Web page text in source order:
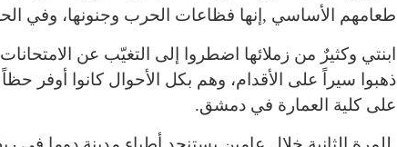
طعامهم الأساسي , إنها فظاعات الحرب وجنونها، وفي
ابنتي وكثيرٌ من زملائها اضطروا إلى التغيّب عن
ذهبوا سيراً على الأقدام، وهم بكل الأحوال كانوا أوفر
على كلية العمارة في دمشق.